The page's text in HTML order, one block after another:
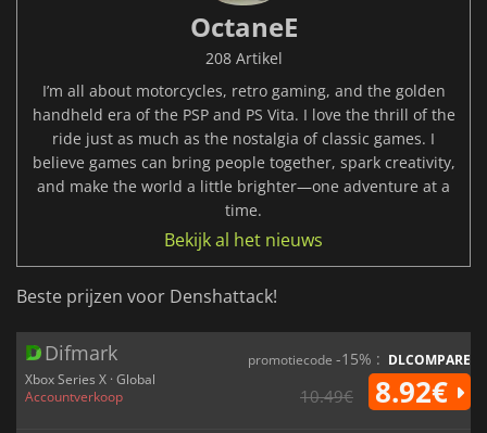
OctaneE
208 Artikel
I’m all about motorcycles, retro gaming, and the golden
handheld era of the PSP and PS Vita. I love the thrill of the
ride just as much as the nostalgia of classic games. I
believe games can bring people together, spark creativity,
and make the world a little brighter—one adventure at a
time.
Bekijk al het nieuws
Beste prijzen voor Denshattack!
Difmark
Xbox Series X · Global
Accountverkoop
promotiecode -15% : DLCOMPARE
10.49€ 8.92€